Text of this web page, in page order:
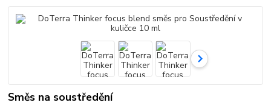
Směs na soustředění